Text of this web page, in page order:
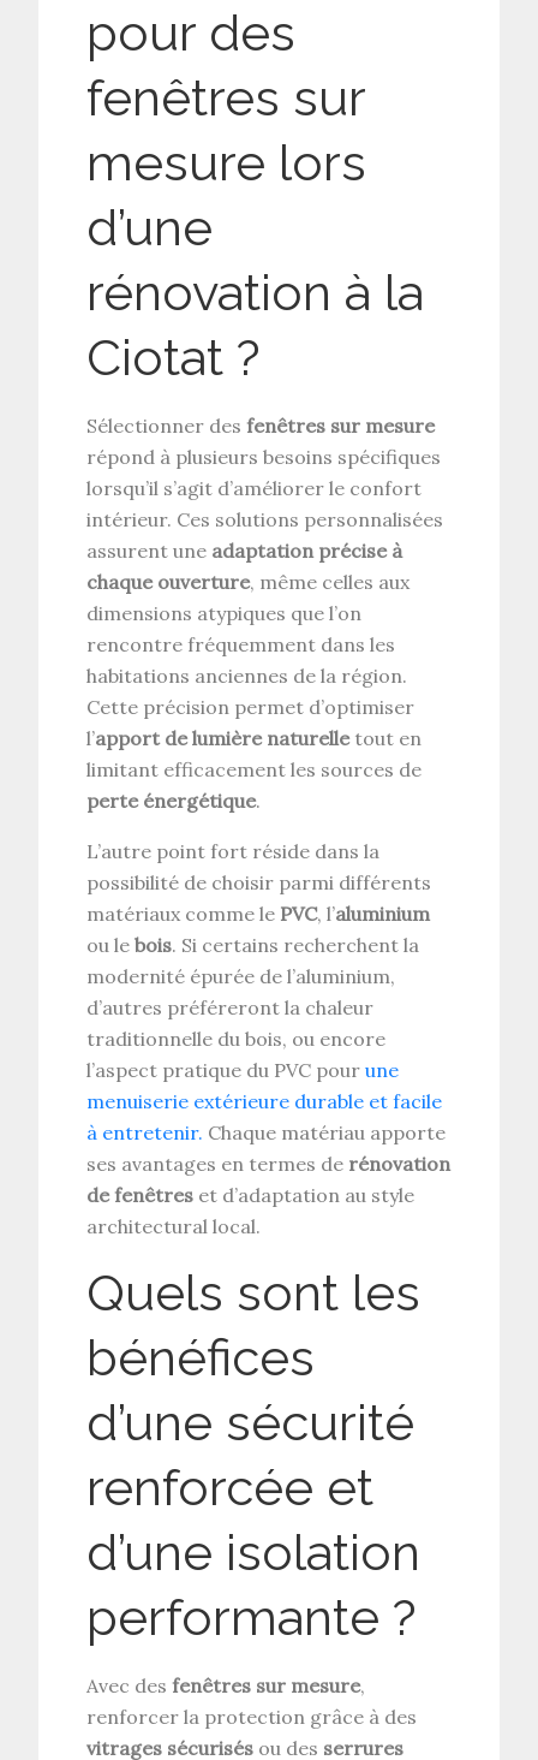
pour des
fenêtres sur
mesure lors
d’une
rénovation à la
Ciotat ?
Sélectionner desfenêtres sur mesure
répond à plusieurs besoins spécifiques
lorsqu’il s’agit d’améliorer le confort
intérieur. Ces solutions personnalisées
assurent une adaptation précise à
chaque ouverture, même celles aux
dimensions atypiques que l’on
rencontre fréquemment dans les
habitations anciennes de la région.
Cette précision permet d’optimiser
l’apport de lumière naturelletout en
limitant efficacement les sources de
perte énergétique.
L’autre point fort réside dans la
possibilité de choisir parmi différents
matériaux comme le PVC, l’aluminium
ou lebois. Si certains recherchent la
modernité épurée de l’aluminium,
d’autres préféreront la chaleur
traditionnelle du bois, ou encore
l’aspect pratique du PVC pourune
menuiserie extérieure durable et facile
à entretenir. Chaque matériau apporte
ses avantages en termes de rénovation
de fenêtres et d’adaptation au style
architectural local.
Quels sont les
bénéfices
d’une sécurité
renforcée et
d’une isolation
performante ?
Avec desfenêtres sur mesure,
renforcer la protection grâce à des
vitrages sécurisés ou des serrures